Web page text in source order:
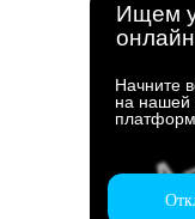
Ищем
Начните
на нашей